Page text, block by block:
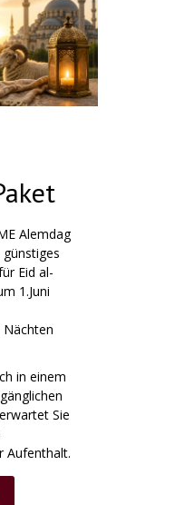
Alemdag
Eid al-
1.Juni
in einem
Sie
Aufenthalt.